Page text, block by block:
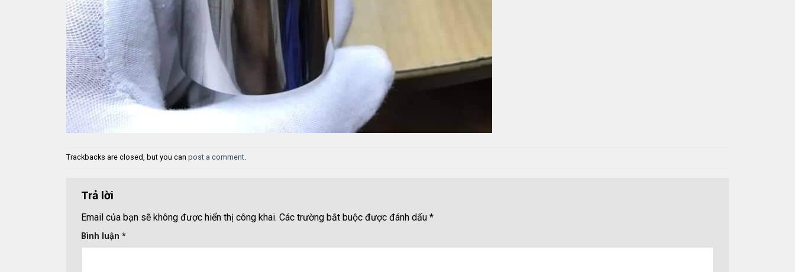
Trackbacks are closed, but you can post a comment
Trả lời
Email của bạn sẽ không được hiển thị công khai. Các trường bắt buộc được đánh dấu *
Bình luận *